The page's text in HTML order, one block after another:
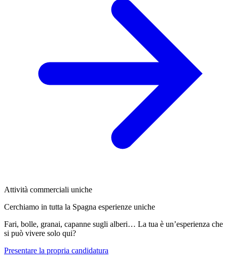
Attività commerciali uniche
Cerchiamo in tutta la Spagna esperienze uniche
Fari, bolle, granai, capanne sugli alberi… La tua è un’esperienza che
si può vivere solo qui?
Presentare la propria candidatura